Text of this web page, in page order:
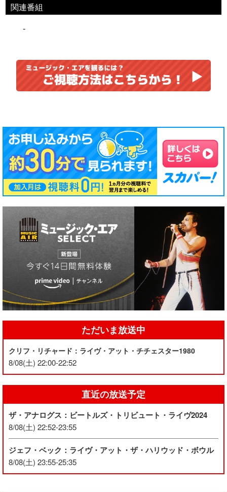
関連番組
-
ただいま放送中
クリフ・リチャード：ライヴ・アット・チチェスター1980
8/08(土) 22:00-22:52
直近の放送予定
ザ・アナログス：ビートルズ・トリビュート・ライヴ2024
8/08(土) 22:52-23:55
ジェフ・ベック：ライヴ・アット・ザ・ハリウッド・ボウル
8/08(土) 23:55-25:35